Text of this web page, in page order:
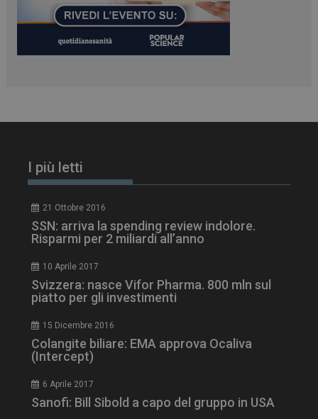
I più letti
21 Ottobre 2016
SSN: arriva la spending review indolore.
Risparmi per 2 miliardi all’anno
10 Aprile 2017
Svizzera: nasce Vifor Pharma. 800 mln sul
piatto per gli investimenti
15 Dicembre 2016
Colangite biliare: EMA approva Ocaliva
(Intercept)
6 Aprile 2017
Sanofi: Bill Sibold a capo del gruppo in USA